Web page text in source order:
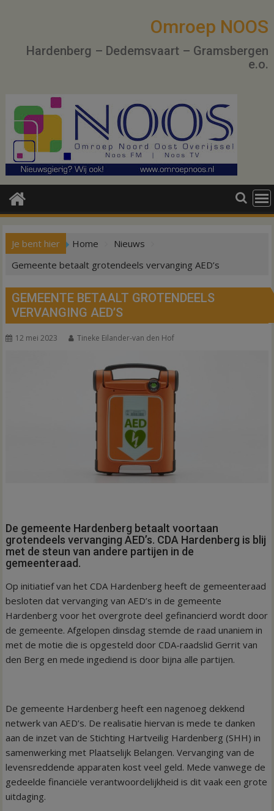
Omroep NOOS
Hardenberg – Dedemsvaart – Gramsbergen
e.o.
Je bent hier Home
Nieuws
Gemeente betaalt grotendeels vervanging AED’s
GEMEENTE BETAALT GROTENDEELS
VERVANGING AED’S
12 mei 2023 Tineke Eilander-van den Hof
De gemeente Hardenberg betaalt voortaan
grotendeels vervanging AED’s. CDA Hardenberg is blij
met de steun van andere partijen in de
gemeenteraad.
Op initiatief van het CDA Hardenberg heeft de gemeenteraad
besloten dat vervanging van AED’s in de gemeente
Hardenberg voor het overgrote deel gefinancierd wordt door
de gemeente. Afgelopen dinsdag stemde de raad unaniem in
met de motie die is opgesteld door CDA-raadslid Gerrit van
den Berg en mede ingediend is door bijna alle partijen.
De gemeente Hardenberg heeft een nagenoeg dekkend
netwerk van AED’s. De realisatie hiervan is mede te danken
aan de inzet van de Stichting Hartveilig Hardenberg (SHH) in
samenwerking met Plaatselijk Belangen. Vervanging van de
levensreddende apparaten kost veel geld. Mede vanwege de
gedeelde financiële verantwoordelijkheid is dit vaak een grote
uitdaging.